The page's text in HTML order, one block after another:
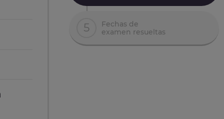
5
Fechas de
examen resueltas